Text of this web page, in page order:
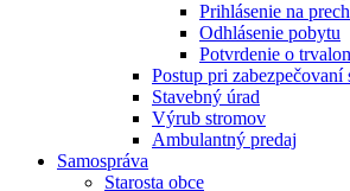
Prihlásenie na
Odhlásenie pobytu
Potvrdenie o
Postup pri
Stavebný úrad
Výrub stromov
Ambulantný predaj
Samospráva
Starosta obce